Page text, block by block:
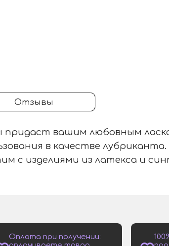
Отзывы
придаст вашим любовным
в качестве
с изделиями из латекса и
Оплата при получении: